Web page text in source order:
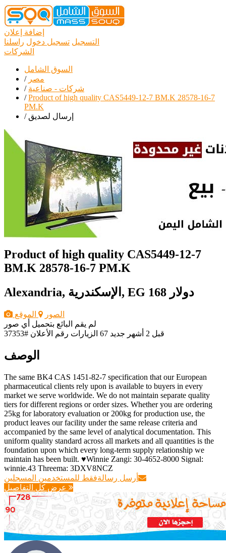
إضافة إعلان
التسجيل تسجيل دخول راسلنا
الشركات
السوق الشامل
/ مصر
/ شركات - صناعية
/Product of high quality CAS5449-12-7 BM.K 28578-16-7
PM.K
/ إرسال لصديق
Product of high quality CAS5449-12-7
BM.K 28578-16-7 PM.K
Alexandria, الإسكندرية, EG
168 دولار
الصور
الموقع
لم يقم البائع بتحميل أي صور
قبل 2 أشهر
جديد 67 الزيارات رقم الأعلان #37353
الوصف
The same BK4 CAS 1451-82-7 specification that our European
pharmaceutical clients rely upon is available to buyers in every
market we serve worldwide. We do not maintain separate quality
tiers for different regions or order sizes. Whether you are ordering
25kg for laboratory evaluation or 200kg for production use, the
product leaves our facility under the same release criteria and
accompanied by the same level of analytical documentation. This
uniform quality standard across all markets and all quantities is the
foundation upon which every long-term supply relationship we
maintain has been built. ♥Winnie Zangi: 30-4652-8000 Signal:
winnie.43 Threema: 3DXV8NCZ
أرسل رسالةفقط للمستخدمين المسجلين